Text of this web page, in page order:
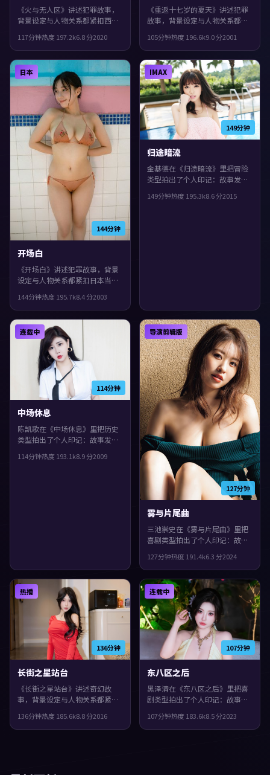
《火与无人区》讲述犯罪故事，
背景设定与人物关系都紧扣西班
映，张艺谋执导，张子枫、白
宇、孔刘领衔。城市空间成为情
绪与悬念的载体，观感紧凑，值
得推荐。
117分钟热度 197.2k6.8分2020
《重返十七岁的夏天》讲述犯罪
故事，背景设定与人物关系都紧
2001年上映，宫崎骏执导，苍井
优、蒂尔达·斯文顿、章子怡领
衔。群像戏份饱满，配角也有完
整弧光，片尾余味很足。
105分钟热度 196.6k9.0分2001
144分钟
日本
开场白
《开场白》讲述犯罪故事，背景
设定与人物关系都紧扣日本当下
男执导，文淇、小松菜奈、郭富
城领衔。叙事在回忆与现实之间
交错推进，观感紧凑，值得推
荐。
144分钟热度 195.7k8.4分2003
149分钟
IMAX
归途暗流
金基德在《归途暗流》里把冒险
类型拍出了个人印记：故事发生
面。主演包括基里安·墨菲、任
149分钟热度 195.3k8.6分2015
114分钟
连载中
中场休息
陈凯歌在《中场休息》里把历史
类型拍出了个人印记：故事发生
演包括胡歌、白宇、孔刘。镜头
114分钟热度 193.1k8.9分2009
127分钟
导演剪辑版
雾与片尾曲
三池崇史在《雾与片尾曲》里把
喜剧类型拍出了个人印记：故事
面。主演包括苍井优、基里安·
墨菲、役所广司。影片在类型框
架里仍保留了作者表达，结局留
白，给观众回味与讨论空间。
127分钟热度 191.4k6.3 分2024
136分钟
热播
长街之星站台
《长街之星站台》讲述奇幻故
事，背景设定与人物关系都紧扣
映，娄烨执导，易烊千玺、任素
汐、菅田将晖领衔。影片在类型
136分钟热度 185.6k8.8分2016
107分钟
连载中
东八区之后
黑泽清在《东八区之后》里把喜
剧类型拍出了个人印记：故事发
面。主演包括吴镇宇、谭卓、张
子枫。节奏前半段克制蓄力，后
107分钟热度 183.6k8.5分2023